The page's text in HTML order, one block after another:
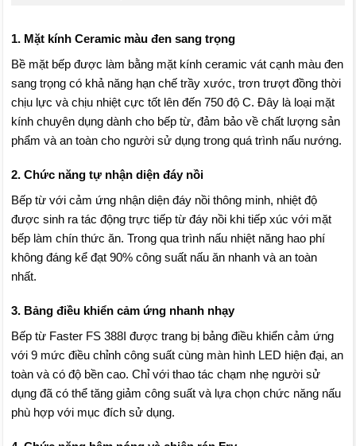
1. Mặt kính Ceramic màu đen sang trọng
Bề mặt bếp được làm bằng mặt kính ceramic vát cạnh màu đen
sang trọng có khả năng hạn chế trầy xước, trơn trượt đồng thời
chịu lực và chịu nhiệt cực tốt lên đến 750 độ C. Đây là loại mặt
kính chuyên dụng dành cho bếp từ, đảm bảo về chất lượng sản
phẩm và an toàn cho người sử dụng trong quá trình nấu nướng.
2. Chức năng tự nhận diện đáy nồi
Bếp từ với cảm ứng nhận diện đáy nồi thông minh, nhiệt độ
được sinh ra tác động trực tiếp từ đáy nồi khi tiếp xúc với mặt
bếp làm chín thức ăn. Trong qua trình nấu nhiệt năng hao phí
không đáng kể đạt 90% công suất nấu ăn nhanh và an toàn
nhất.
3. Bảng điều khiển cảm ứng nhanh nhạy
Bếp từ Faster FS 388I được trang bị bảng điều khiển cảm ứng
với 9 mức điều chỉnh công suất cùng màn hình LED hiện đại, an
toàn và có độ bền cao. Chỉ với thao tác chạm nhẹ người sử
dụng đã có thể tăng giảm công suất và lựa chọn chức năng nấu
phù hợp với mục đích sử dụng.